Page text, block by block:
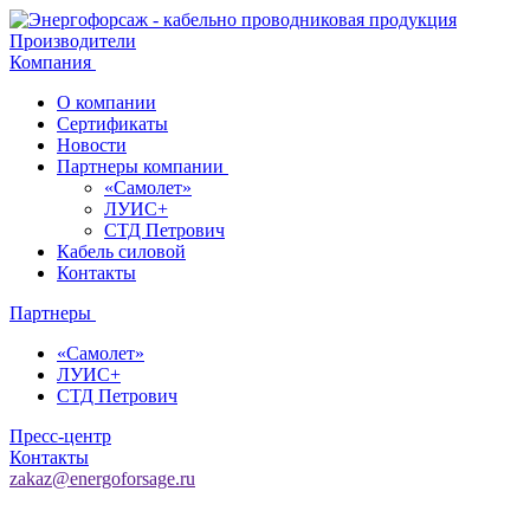
Производители
Компания
О компании
Сертификаты
Новости
Партнеры компании
«Самолет»
ЛУИС+
СТД Петрович
Кабель силовой
Контакты
Партнеры
«Самолет»
ЛУИС+
СТД Петрович
Пресс-центр
Контакты
zakaz@energoforsage.ru